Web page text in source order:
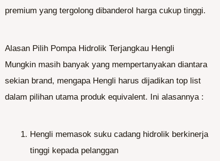
premium yang tergolong dibanderol harga cukup tinggi.
Alasan Pilih Pompa Hidrolik Terjangkau Hengli
Mungkin masih banyak yang mempertanyakan diantara
sekian brand, mengapa Hengli harus dijadikan top list
dalam pilihan utama produk equivalent. Ini alasannya :
Hengli memasok suku cadang hidrolik berkinerja
tinggi kepada pelanggan